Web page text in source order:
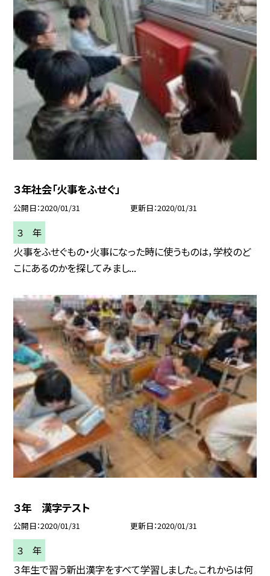
３年社会「火事をふせぐ」
公開日 2020/01/31 更新日 2020/01/31
３ 年
火事をふせぐもの・火事になった時に使うものは，学校のど
こにあるのかを探してみまし...
３年 漢字テスト
公開日 2020/01/31 更新日 2020/01/31
３ 年
３年生で習う新出漢字をすべて学習しました。これからは何